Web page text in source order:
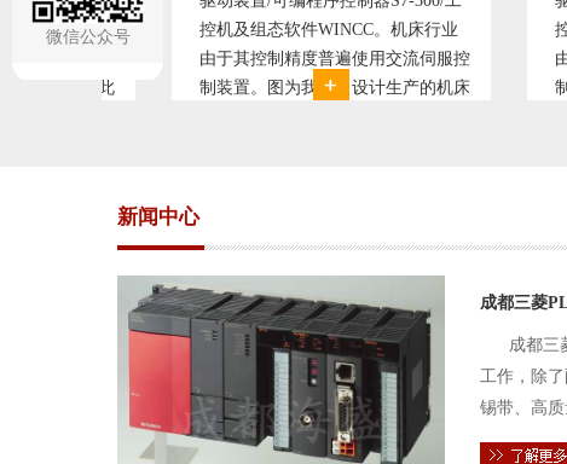
机及组态软件WINCC。机床行业
于其控制精度普遍使用交流伺服控
装置。图为我公司设计生产的机床
控机及组态软件WINCC。机
由于其控制精度普遍使用交流
制装置。图为我公司设计生产
新闻中心
成都三菱
成都三
工作，除
锡带、高
件的电路
微信公众号